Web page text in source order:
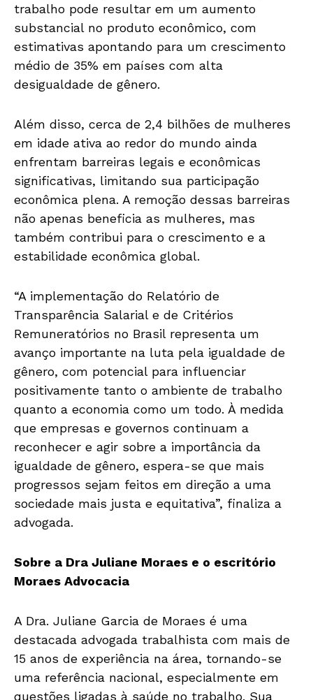
trabalho pode resultar em um aumento
substancial no produto econômico, com
estimativas apontando para um crescimento
médio de 35% em países com alta
desigualdade de gênero.
Além disso, cerca de 2,4 bilhões de mulheres
em idade ativa ao redor do mundo ainda
enfrentam barreiras legais e econômicas
significativas, limitando sua participação
econômica plena. A remoção dessas barreiras
não apenas beneficia as mulheres, mas
também contribui para o crescimento e a
estabilidade econômica global.
“A implementação do Relatório de
Transparência Salarial e de Critérios
Remuneratórios no Brasil representa um
avanço importante na luta pela igualdade de
gênero, com potencial para influenciar
positivamente tanto o ambiente de trabalho
quanto a economia como um todo. À medida
que empresas e governos continuam a
reconhecer e agir sobre a importância da
igualdade de gênero, espera-se que mais
progressos sejam feitos em direção a uma
sociedade mais justa e equitativa”, finaliza a
advogada.
Sobre a Dra Juliane Moraes e o escritório
Moraes Advocacia
A Dra. Juliane Garcia de Moraes é uma
destacada advogada trabalhista com mais de
15 anos de experiência na área, tornando-se
uma referência nacional, especialmente em
questões ligadas à saúde no trabalho. Sua